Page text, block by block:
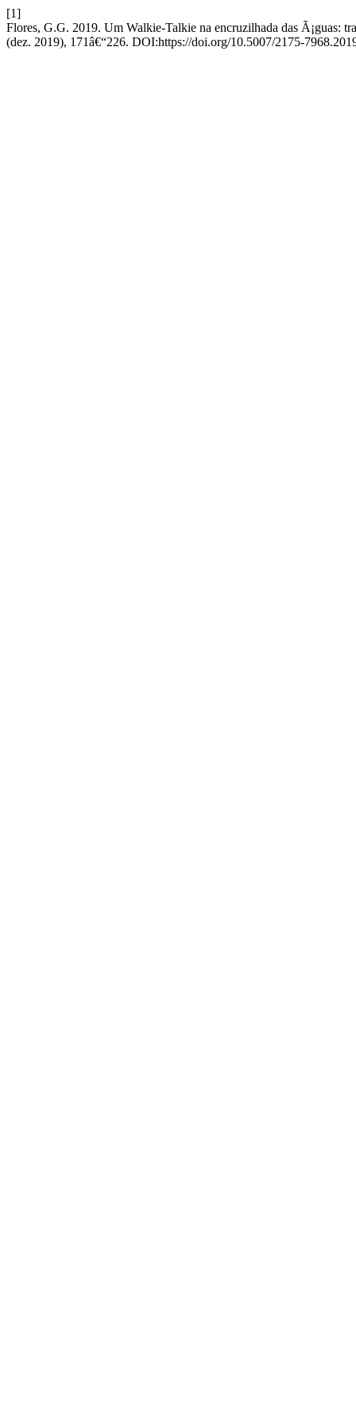
[1]
Flores, G.G. 2019. Um Walkie-Talkie na encruzilhada das Ã¡guas:
(dez. 2019), 171â€“226. DOI:https://doi.org/10.5007/2175-